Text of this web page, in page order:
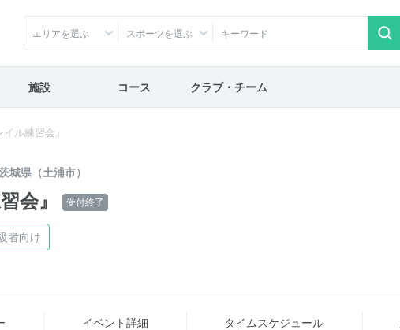
エリアを選ぶ スポーツを選ぶ
施設 コース クラブ・チーム
ル練習会』
城県（土浦市）
会』 受付終了
者向け
イベント詳細 タイム スケジュール